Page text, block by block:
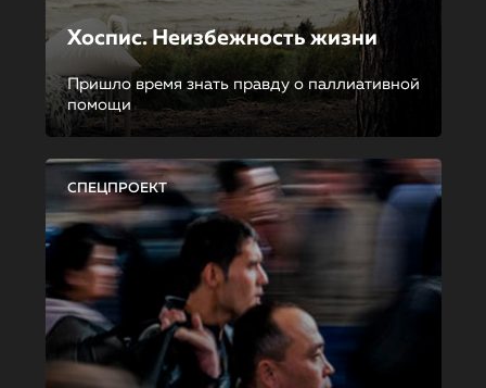
Хоспис. Неизбежность жизни
Пришло время знать правду о паллиативной
помощи
СПЕЦПРОЕКТ